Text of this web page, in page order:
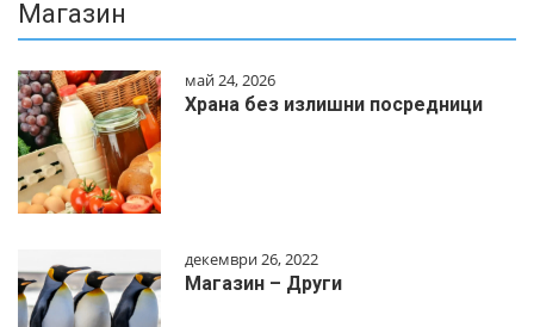
Магазин
май 24, 2026
Храна без излишни посредници
декември 26, 2022
Магазин – Други